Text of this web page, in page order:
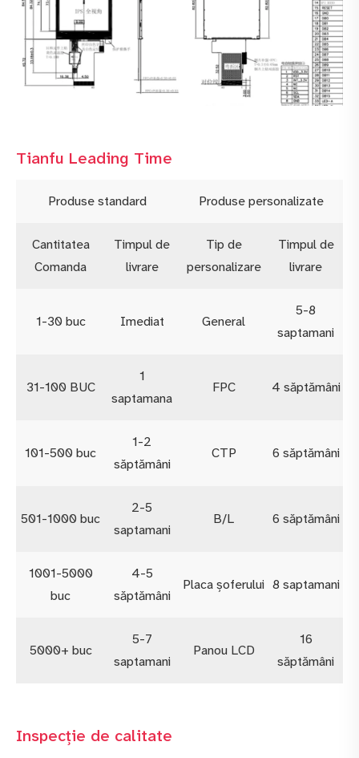
Tianfu Leading Time
Produse standard Produse personalizate
Cantitatea
Comanda
Timpul de
livrare
Tip de
personalizare
Timpul de
livrare
1-30 buc Imediat General
5-8
saptamani
31-100 BUC
1
saptamana
FPC 4 săptămâni
101-500 buc
1-2
săptămâni
CTP 6 săptămâni
501-1000 buc
2-5
saptamani
B/L 6 săptămâni
1001-5000
buc
4-5
săptămâni
Placa șoferului 8 saptamani
5000+ buc
5-7
saptamani
Panou LCD
16
săptămâni
Inspecție de calitate